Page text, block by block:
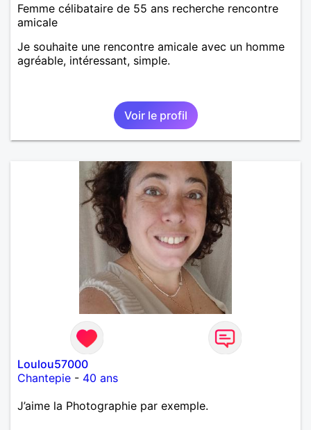
Femme célibataire de 55 ans recherche rencontre
amicale
Je souhaite une rencontre amicale avec un homme
agréable, intéressant, simple.
Voir le profil
Loulou57000
Chantepie - 40 ans
J’aime la Photographie par exemple.